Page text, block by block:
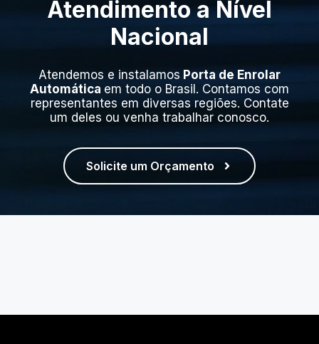
Atendimento a Nível
Nacional
Atendemos e instalamos Porta de Enrolar
Automática em todo o Brasil. Contamos com
representantes em diversas regiões. Contate
um deles ou venha trabalhar conosco.
Solicite um Orçamento